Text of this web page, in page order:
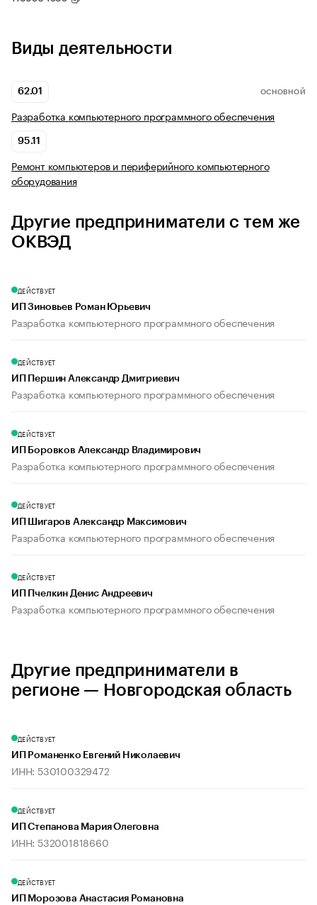
Виды деятельности
62.01 ОСНОВНОЙ
Разработка компьютерного программного обеспечения
95.11
Ремонт компьютеров и периферийного компьютерного
оборудования
Другие предприниматели с тем же
ОКВЭД
ДЕЙСТВУЕТ
ИП Зиновьев Роман Юрьевич
Разработка компьютерного программного обеспечения
ДЕЙСТВУЕТ
ИП Першин Александр Дмитриевич
Разработка компьютерного программного обеспечения
ДЕЙСТВУЕТ
ИП Боровков Александр Владимирович
Разработка компьютерного программного обеспечения
ДЕЙСТВУЕТ
ИП Шигаров Александр Максимович
Разработка компьютерного программного обеспечения
ДЕЙСТВУЕТ
ИП Пчелкин Денис Андреевич
Разработка компьютерного программного обеспечения
Другие предприниматели в
регионе — Новгородская область
ДЕЙСТВУЕТ
ИП Романенко Евгений Николаевич
ИНН: 530100329472
ДЕЙСТВУЕТ
ИП Степанова Мария Олеговна
ИНН: 532001818660
ДЕЙСТВУЕТ
ИП Морозова Анастасия Романовна